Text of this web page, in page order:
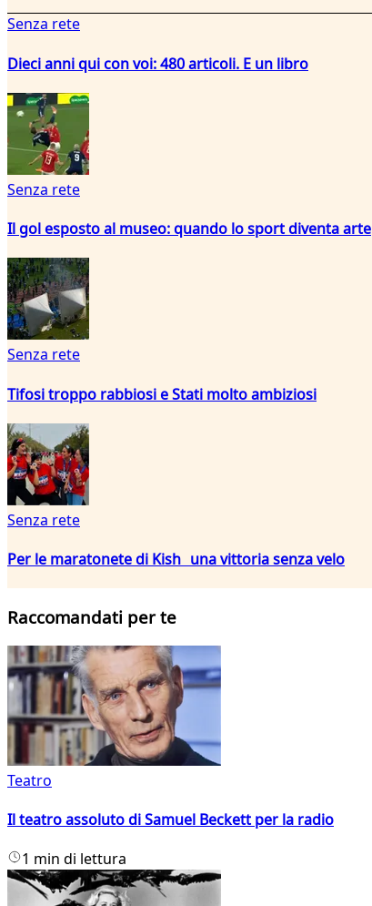
Senza rete
Dieci anni qui con voi: 480 articoli. E un libro
Senza rete
Il gol esposto al museo: quando lo sport diventa arte
Senza rete
Tifosi troppo rabbiosi e Stati molto ambiziosi
Senza rete
Per le maratonete di Kish una vittoria senza velo
Raccomandati per te
Teatro
Il teatro assoluto di Samuel Beckett per la radio
1 min di lettura